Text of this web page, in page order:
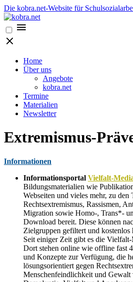
Die kobra.net-Website für
Home
Über uns
Angebote
kobra.net
Termine
Materialien
Newsletter
Extremismus-
Informationen
Informationsportal Vielfalt-
Bildungsmaterialien wie
Webseiten und vieles mehr, zu den
Rechtsextremismus, Rassismen,
Migration sowie Homo-, Trans*-
Download bereit. Diese können
Zielgruppen gefiltert und kostenlos
Seit einiger Zeit gibt es die
Dort stehen online wie offline fast
und Konzepte zur Verfügung, die
lösungsorientiert gegen
Menschenfeindlichkeit und Gewalt